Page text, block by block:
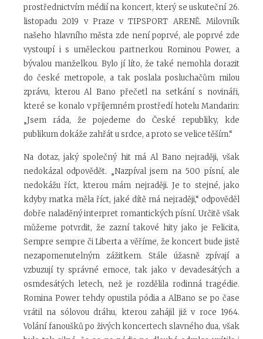
prostřednictvím médií na koncert, který se uskuteční 26.
listopadu 2019 v Praze v TIPSPORT ARENĚ. Milovník
našeho hlavního města zde není poprvé, ale poprvé zde
vystoupí i s uměleckou partnerkou Rominou Power, a
bývalou manželkou. Bylo jí líto, že také nemohla dorazit
do české metropole, a tak poslala posluchačům milou
zprávu, kterou Al Bano přečetl na setkání s novináři,
které se konalo v příjemném prostředí hotelu Mandarin:
„Jsem ráda, že pojedeme do České republiky, kde
publikum dokáže zahřát u srdce, a proto se velice těším.“
Na dotaz, jaký společný hit má Al Bano nejraději, však
nedokázal odpovědět. „Nazpíval jsem na 500 písní, ale
nedokážu říct, kterou mám nejraději. Je to stejné, jako
kdyby matka měla říct, jaké dítě má nejraději,“ odpověděl
dobře naladěný interpret romantických písní. Určitě však
můžeme potvrdit, že zazní takové hity jako je Felicita,
Sempre sempre či Liberta a věříme, že koncert bude jistě
nezapomenutelným zážitkem. Stále úžasně zpívají a
vzbuzují ty správné emoce, tak jako v devadesátých a
osmdesátých letech, než je rozdělila rodinná tragédie.
Romina Power tehdy opustila pódia a AlBano se po čase
vrátil na sólovou dráhu, kterou zahájil již v roce 1964.
Volání fanoušků po živých koncertech slavného dua, však